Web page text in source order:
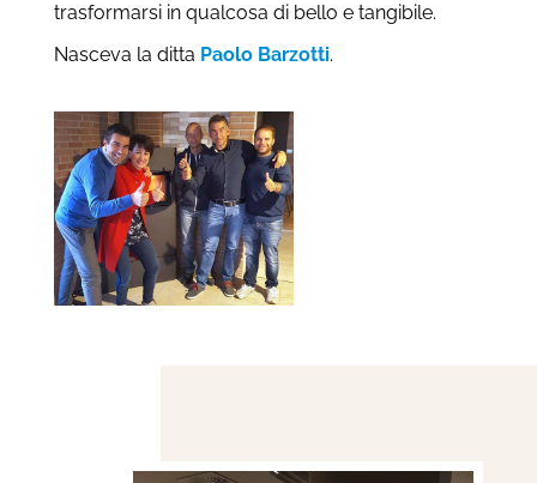
trasformarsi in qualcosa di bello e tangibile.
Nasceva la ditta Paolo Barzotti.